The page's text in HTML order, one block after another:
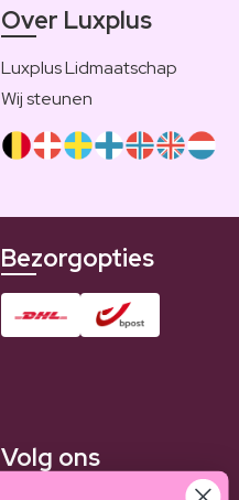
Over Luxplus
Luxplus Lidmaatschap
Wij steunen
Bezorgopties
Volg ons